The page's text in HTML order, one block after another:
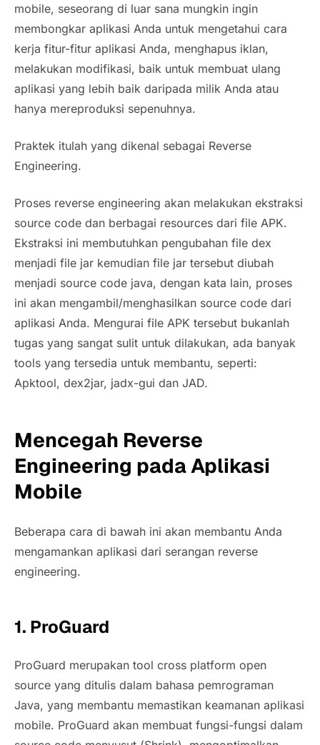
mobile, seseorang di luar sana mungkin ingin
membongkar aplikasi Anda untuk mengetahui cara
kerja fitur-fitur aplikasi Anda, menghapus iklan,
melakukan modifikasi, baik untuk membuat ulang
aplikasi yang lebih baik daripada milik Anda atau
hanya mereproduksi sepenuhnya.
Praktek itulah yang dikenal sebagai Reverse
Engineering.
Proses reverse engineering akan melakukan ekstraksi
source code dan berbagai resources dari file APK.
Ekstraksi ini membutuhkan pengubahan file dex
menjadi file jar kemudian file jar tersebut diubah
menjadi source code java, dengan kata lain, proses
ini akan mengambil/menghasilkan source code dari
aplikasi Anda. Mengurai file APK tersebut bukanlah
tugas yang sangat sulit untuk dilakukan, ada banyak
tools yang tersedia untuk membantu, seperti:
Apktool, dex2jar, jadx-gui dan JAD.
Mencegah Reverse
Engineering pada Aplikasi
Mobile
Beberapa cara di bawah ini akan membantu Anda
mengamankan aplikasi dari serangan reverse
engineering.
1. ProGuard
ProGuard merupakan tool cross platform open
source yang ditulis dalam bahasa pemrograman
Java, yang membantu memastikan keamanan aplikasi
mobile. ProGuard akan membuat fungsi-fungsi dalam